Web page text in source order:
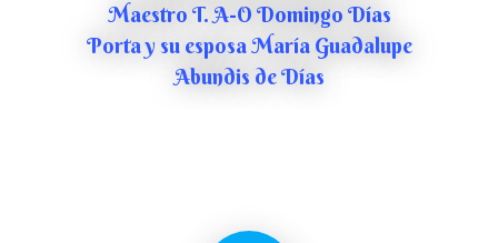
Maestro T. A-O Domingo Días
Porta y su esposa María Guadalupe
Abundis de Días